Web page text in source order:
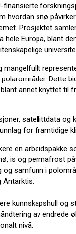
finansierte
hvordan snø
Prosjektet
hele Europa, blant
mangelfullt
Dette
annet knyttet til
satellittdata og
for framtidige
en arbeidspakke
is og permafrost
samfunn i
Antarktis.
kunnskapshull og
av endrede
nivå.